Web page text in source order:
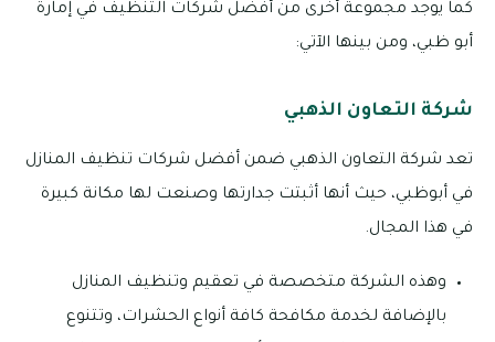
كما يوجد مجموعة أخرى من أفضل شركات التنظيف في إمارة
أبو ظبي، ومن بينها الآتي:
شركة التعاون الذهبي
تعد شركة التعاون الذهبي ضمن أفضل شركات تنظيف المنازل
في أبوظبي، حيث أنها أثبتت جدارتها وصنعت لها مكانة كبيرة
في هذا المجال.
وهذه الشركة متخصصة في تعقيم وتنظيف المنازل
بالإضافة لخدمة مكافحة كافة أنواع الحشرات، وتتنوع